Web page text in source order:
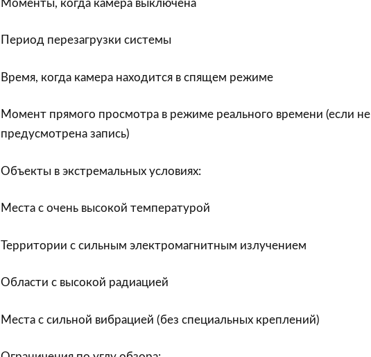
Моменты, когда камера выключена
Период перезагрузки системы
Время, когда камера находится в спящем режиме
Момент прямого просмотра в режиме реального времени (если не
предусмотрена запись)
Объекты в экстремальных условиях:
Места с очень высокой температурой
Территории с сильным электромагнитным излучением
Области с высокой радиацией
Места с сильной вибрацией (без специальных креплений)